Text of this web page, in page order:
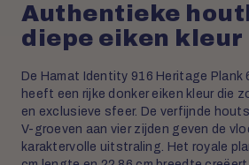
Authentieke
diepe eiken kleur
De Hamat Identity 916 Heritage Plank
heeft een rijke donker eiken kleur die
en exclusieve sfeer. De verfijnde
V-groeven aan vier zijden geven de
karaktervolle uitstraling. Het royale